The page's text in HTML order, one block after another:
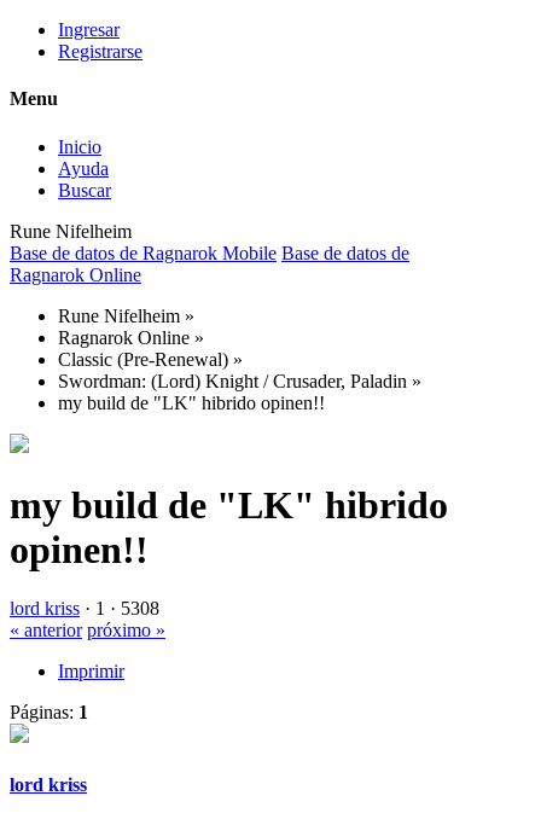
Ingresar
Registrarse
Menu
Inicio
Ayuda
Buscar
Rune Nifelheim
Base de datos de Ragnarok Mobile Base de datos de
Ragnarok Online
Rune Nifelheim »
Ragnarok Online »
Classic (Pre-Renewal) »
Swordman: (Lord) Knight / Crusader, Paladin »
my build de "LK" hibrido opinen!!
my build de "LK" hibrido
opinen!!
lord kriss · 1 · 5308
« anterior próximo »
Imprimir
Páginas: 1
lord kriss